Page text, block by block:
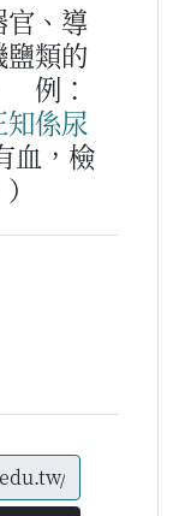
官、導
類的
例：
知係尿
血，檢